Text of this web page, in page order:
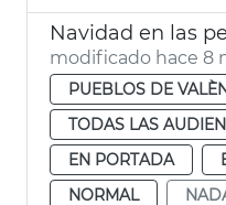
Navidad en las
modificado hace 8
PUEBLOS DE
TODAS LAS
EN PORTADA
NORMAL